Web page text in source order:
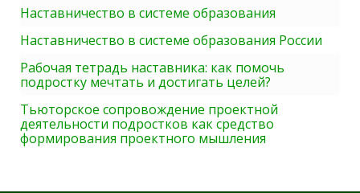
Наставничество в системе образования
Наставничество в системе образования России
Рабочая тетрадь наставника: как помочь
подростку мечтать и достигать целей?
Тьюторское сопровождение проектной
деятельности подростков как средство
формирования проектного мышления